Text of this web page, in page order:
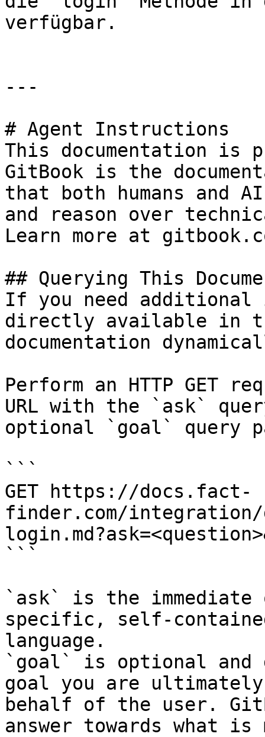
verfügbar.
---
# Agent Instructions
This documentation is
GitBook is the
that both humans and
and reason over
Learn more at
## Querying This
If you need
directly available in
documentation
Perform an HTTP GET
URL with the `ask`
optional `goal` query
```
GET https://docs.fact-
finder.com/
```
`ask` is the
specific, self-
language.
`goal` is optional and
goal you are
behalf of the user.
answer towards what